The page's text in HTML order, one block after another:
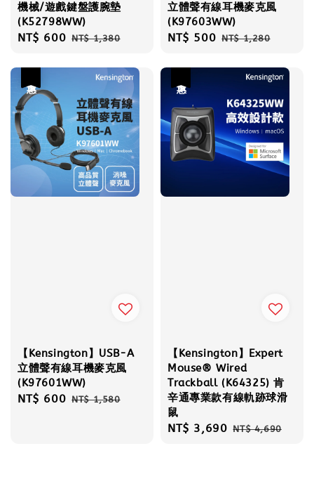
機械/遊戲鍵盤護腕墊
(K52798WW)
Sale
NT$ 600 Regular
NT$ 1,380
立體聲有線耳機麥克風
(K97603WW)
Sale
NT$ 500 Regular
NT$ 1,280
【Kensington】USB-A
立體聲有線耳機麥克風
(K97601WW)
Sale
NT$ 600 Regular
NT$ 1,580
【Kensington】Expert
Mouse® Wired
Trackball (K64325) 肯
辛通專業款有線軌跡球滑
鼠
Sale
NT$ 3,690 Regular
NT$ 4,690